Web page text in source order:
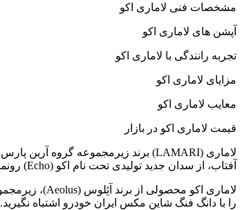
مشخصات فنی لاماری اکو
آپشن های لاماری اکو
تجربه رانندگی با لاماری اکو
مزایای لاماری اکو
معایب لاماری اکو
قیمت لاماری اکو در بازار
آفتاب، از سدان جدید تولیدی تحت نام اکو (Echo) رونمایی کرد تا سبد محصولات تولیدی این شرکت پس از کراس‌اوور، به سگمنت سدان‌های سایز کوچک نیز گسترش یابد.
را با دانگ فنگ شاین مکس ایران خودرو اشتباه نگیرید.